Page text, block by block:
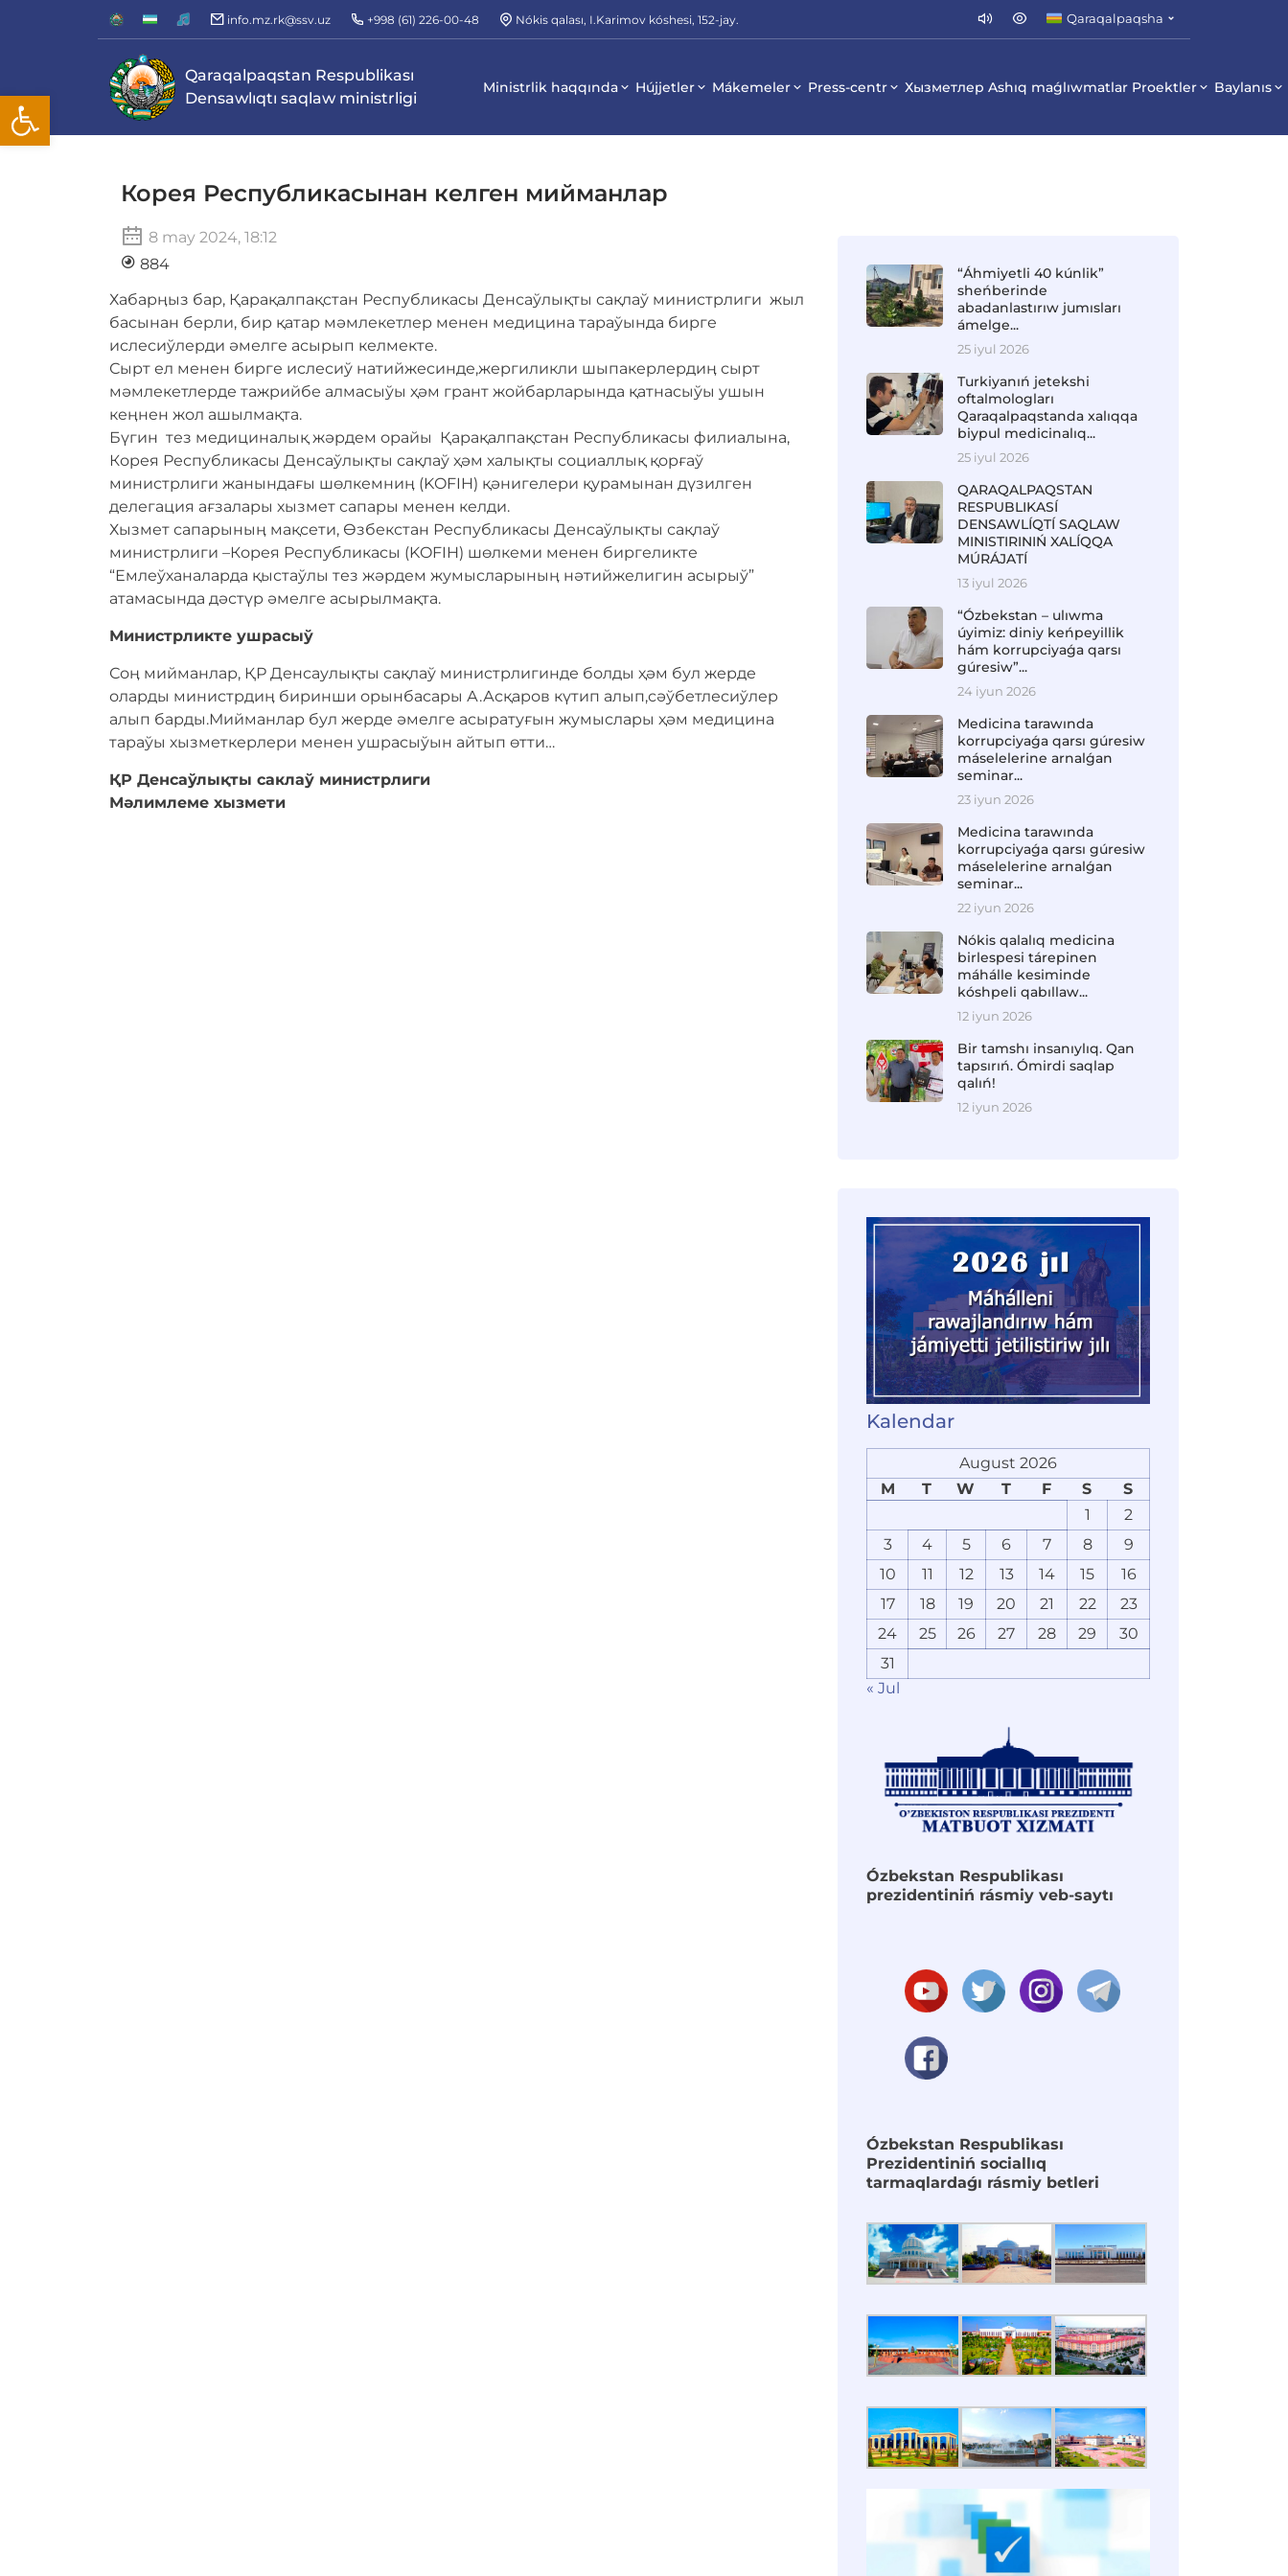
Open toolbar
info.mz.rk@ssv.uz +998 (61) 226-00-48 Nókis qalası, I.Karimov kóshesi, 152-jay. Qaraqalpaqsha
Qaraqalpaqstan Respublikası
Densawlıqtı saqlaw ministrligi
Ministrlik haqqında Hújjetler Mákemeler Press-centr Хызметлер Ashıq maǵlıwmatlar Proektler Baylanıs
Корея Республикасынан келген мийманлар
8 may 2024, 18:12
884
Хабарӊыз бар, Қарақалпақстан Республикасы Денсаўлықты сақлаў министрлиги жыл
басынан берли, бир қатар мәмлекетлер менен медицина тараўында бирге
ислесиўлерди әмелге асырып келмекте.
Сырт ел менен бирге ислесиў натийжесинде,жергиликли шыпакерлердиӊ сырт
мәмлекетлерде тажрийбе алмасыўы ҳәм грант жойбарларында қатнасыўы ушын
кеӊнен жол ашылмақта.
Бүгин тез медициналық жәрдем орайы Қарақалпақстан Республикасы филиалына,
Корея Республикасы Денсаўлықты сақлаў ҳәм халықты социаллық қорғаў
министрлиги жанындағы шөлкемниӊ (KOFIH) қәнигелери қурамынан дүзилген
делегация ағзалары хызмет сапары менен келди.
Хызмет сапарыныӊ мақсети, Өзбекстан Республикасы Денсаўлықты сақлаў
министрлиги –Корея Республикасы (KOFIH) шөлкеми менен биргеликте
“Емлеўханаларда қыстаўлы тез жәрдем жумысларыныӊ нәтийжелигин асырыў”
атамасында дәстүр әмелге асырылмақта.
Министрликте ушрасыў
Соӊ мийманлар, ҚР Денсаулықты сақлаў министрлигинде болды ҳәм бул жерде
оларды министрдиӊ биринши орынбасары А.Асқаров күтип алып,сәўбетлесиўлер
алып барды.Мийманлар бул жерде әмелге асыратуғын жумыслары ҳәм медицина
тараўы хызметкерлери менен ушрасыўын айтып өтти…
ҚР Денсаўлықты саклаў министрлиги
Мәлимлеме хызмети
“Áhmiyetli 40 kúnlik”
sheńberinde
abadanlastırıw jumısları
ámelge...
25 iyul 2026
Turkiyanıń jetekshi
oftalmologları
Qaraqalpaqstanda xalıqqa
biypul medicinalıq...
25 iyul 2026
QARAQALPAQSTAN
RESPUBLIKASÍ
DENSAWLÍQTÍ SAQLAW
MINISTIRINIŃ XALÍQQA
MÚRÁJATÍ
13 iyul 2026
“Ózbekstan – ulıwma
úyimiz: diniy keńpeyillik
hám korrupciyaǵa qarsı
gúresiw”...
24 iyun 2026
Medicina tarawında
korrupciyaǵa qarsı gúresiw
máselelerine arnalǵan
seminar...
23 iyun 2026
Medicina tarawında
korrupciyaǵa qarsı gúresiw
máselelerine arnalǵan
seminar...
22 iyun 2026
Nókis qalalıq medicina
birlespesi tárepinen
máhálle kesiminde
kóshpeli qabıllaw...
12 iyun 2026
Bir tamshı insanıylıq. Qan
tapsırıń. Ómirdi saqlap
qalıń!
12 iyun 2026
Kalendar
August 2026
M
T W T F S
S
1
2
3
4 5 6 7 8
9
10
11 12 13 14 15
16
17
18 19 20 21 22
23
24
25 26 27 28 29
30
31
« Jul
Ózbekstan Respublikası
prezidentiniń rásmiy veb-saytı
Ózbekstan Respublikası
Prezidentiniń sociallıq
tarmaqlardaǵı rásmiy betleri